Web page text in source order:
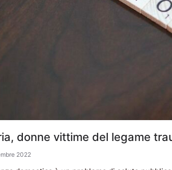
donne vittime del legame
2022